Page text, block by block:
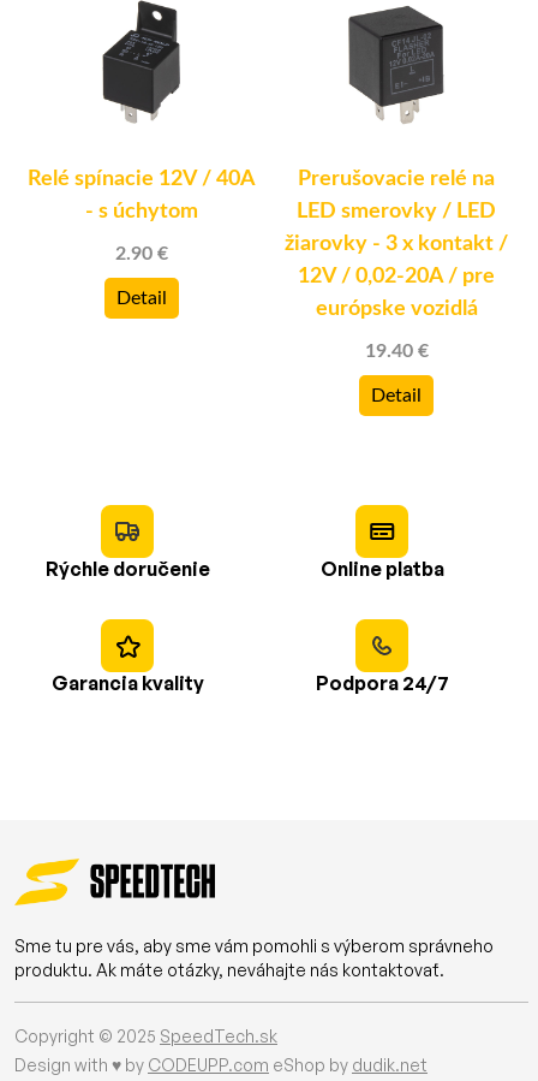
Relé spínacie 12V / 40A
- s úchytom
2.90 €
Detail
Prerušovacie relé na
LED smerovky / LED
žiarovky - 3 x kontakt /
12V / 0,02-20A / pre
európske vozidlá
19.40 €
Detail
Rýchle doručenie Online platba
Garancia kvality Podpora 24/7
Sme tu pre vás, aby sme vám pomohli s výberom správneho
produktu. Ak máte otázky, neváhajte nás kontaktovať.
Copyright © 2025 SpeedTech.sk
Design with ♥ by CODEUPP.com eShop by dudik.net